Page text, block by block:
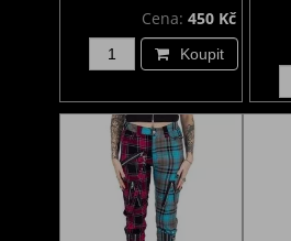
Cena: 450 Kč
Koupit